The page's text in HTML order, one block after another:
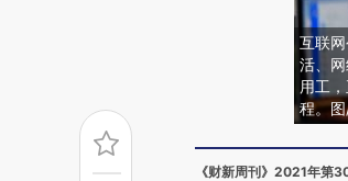
互联
活、
用工
程。
《财新周刊》2021年第